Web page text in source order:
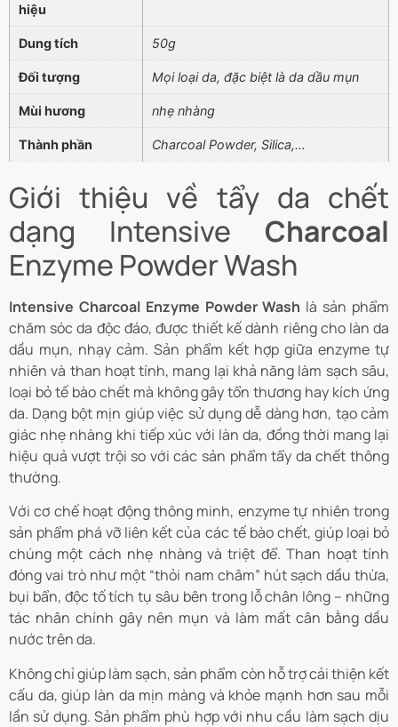
hiệu
Dung tích 50g
Đối tượng Mọi loại da, đặc biệt là da dầu mụn
Mùi hương nhẹ nhàng
Thành phần Charcoal Powder, Silica,…
Giới thiệu về tẩy da chết
dạng Intensive Charcoal
Enzyme Powder Wash
Intensive Charcoal Enzyme Powder Wash là sản phẩm
chăm sóc da độc đáo, được thiết kế dành riêng cho làn da
dầu mụn, nhạy cảm. Sản phẩm kết hợp giữa enzyme tự
nhiên và than hoạt tính, mang lại khả năng làm sạch sâu,
loại bỏ tế bào chết mà không gây tổn thương hay kích ứng
da. Dạng bột mịn giúp việc sử dụng dễ dàng hơn, tạo cảm
giác nhẹ nhàng khi tiếp xúc với làn da, đồng thời mang lại
hiệu quả vượt trội so với các sản phẩm tẩy da chết thông
thường.
Với cơ chế hoạt động thông minh, enzyme tự nhiên trong
sản phẩm phá vỡ liên kết của các tế bào chết, giúp loại bỏ
chúng một cách nhẹ nhàng và triệt để. Than hoạt tính
đóng vai trò như một “thỏi nam châm” hút sạch dầu thừa,
bụi bẩn, độc tố tích tụ sâu bên trong lỗ chân lông – những
tác nhân chính gây nên mụn và làm mất cân bằng dầu
nước trên da.
Không chỉ giúp làm sạch, sản phẩm còn hỗ trợ cải thiện kết
cấu da, giúp làn da mịn màng và khỏe mạnh hơn sau mỗi
lần sử dụng. Sản phẩm phù hợp với nhu cầu làm sạch dịu